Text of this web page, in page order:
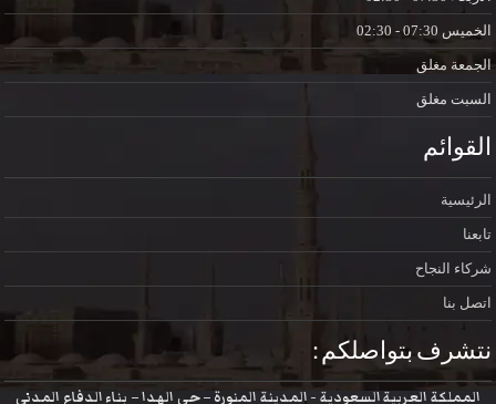
الخميس
الجمعة مغلق
السبت مغلق
القوائم
الرئيسية
تابعنا
شركاء النجاح
اتصل بنا
نتشرف بتواصلكم :
المملكة العربية السعودية - المدينة المنورة – حي الهدا – بناء الدفاع المدني